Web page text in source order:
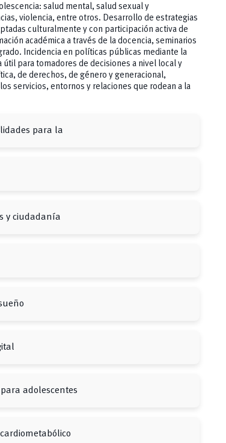
salud mental, salud sexual y
violencia, entre otros. Desarrollo de estrategias
culturalmente y con participación activa de
académica a través de la docencia, seminarios
Incidencia en políticas públicas mediante la
para tomadores de decisiones a nivel local y
de derechos, de género y generacional,
servicios, entornos y relaciones que rodean a la
para la
y ciudadanía
adolescentes